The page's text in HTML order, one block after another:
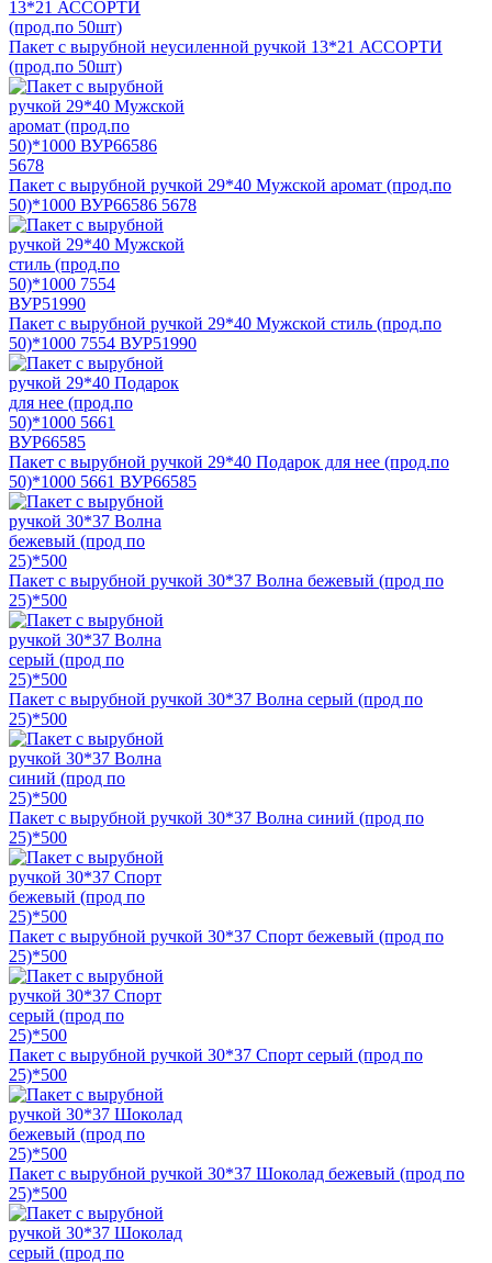
Пакет с вырубной неусиленной ручкой 13*21 АССОРТИ
(прод.по 50шт)
Пакет с вырубной ручкой 29*40 Мужской аромат (прод.по
50)*1000 ВУР66586 5678
Пакет с вырубной ручкой 29*40 Мужской стиль (прод.по
50)*1000 7554 ВУР51990
Пакет с вырубной ручкой 29*40 Подарок для нее (прод.по
50)*1000 5661 ВУР66585
Пакет с вырубной ручкой 30*37 Волна бежевый (прод по
25)*500
Пакет с вырубной ручкой 30*37 Волна серый (прод по
25)*500
Пакет с вырубной ручкой 30*37 Волна синий (прод по
25)*500
Пакет с вырубной ручкой 30*37 Спорт бежевый (прод по
25)*500
Пакет с вырубной ручкой 30*37 Спорт серый (прод по
25)*500
Пакет с вырубной ручкой 30*37 Шоколад бежевый (прод по
25)*500